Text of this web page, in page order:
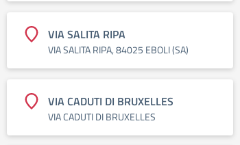
VIA SALITA RIPA
VIA SALITA RIPA, 84025 EBOLI (SA)
VIA CADUTI DI BRUXELLES
VIA CADUTI DI BRUXELLES